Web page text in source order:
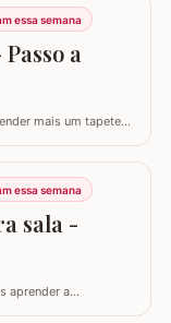
PAP’s e
direitos autorais. Lei
essa semana
a
mais um tapete
BEBÊ,
Maxcolor da Círculo
versão exclusiva
PAP’s e…
essa semana
sala -
aprender a